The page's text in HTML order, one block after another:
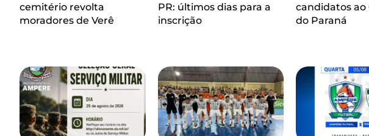
cemitério revolta
moradores de Verê
PR: últimos dias para a
inscrição
candidatos ao
do Paraná